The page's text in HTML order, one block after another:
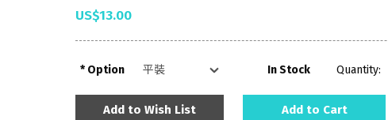
US$13.00
Option In Stock Quantity:
Add to Wish List Add to Cart